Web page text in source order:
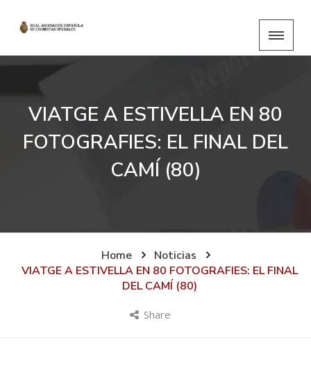
VIATGE A ESTIVELLA EN 80
FOTOGRAFIES: EL FINAL DEL
CAMÍ (80)
Home
Noticias
VIATGE A ESTIVELLA EN 80 FOTOGRAFIES: EL FINAL
DEL CAMÍ (80)
Share